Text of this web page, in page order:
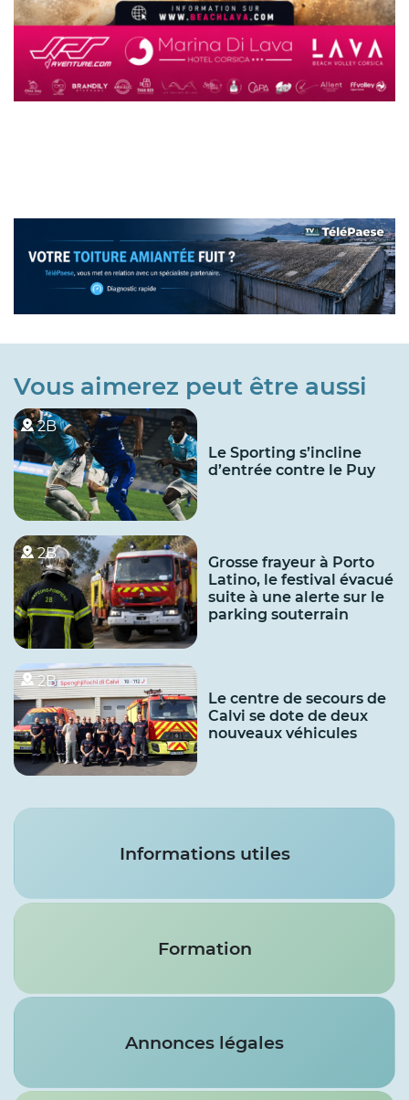
Vous aimerez peut être aussi
2B
Le Sporting s’incline
d’entrée contre le Puy
2B
Grosse frayeur à Porto
Latino, le festival évacué
suite à une alerte sur le
parking souterrain
2B
Le centre de secours de
Calvi se dote de deux
nouveaux véhicules
Services
Informations utiles
Formation
Annonces légales